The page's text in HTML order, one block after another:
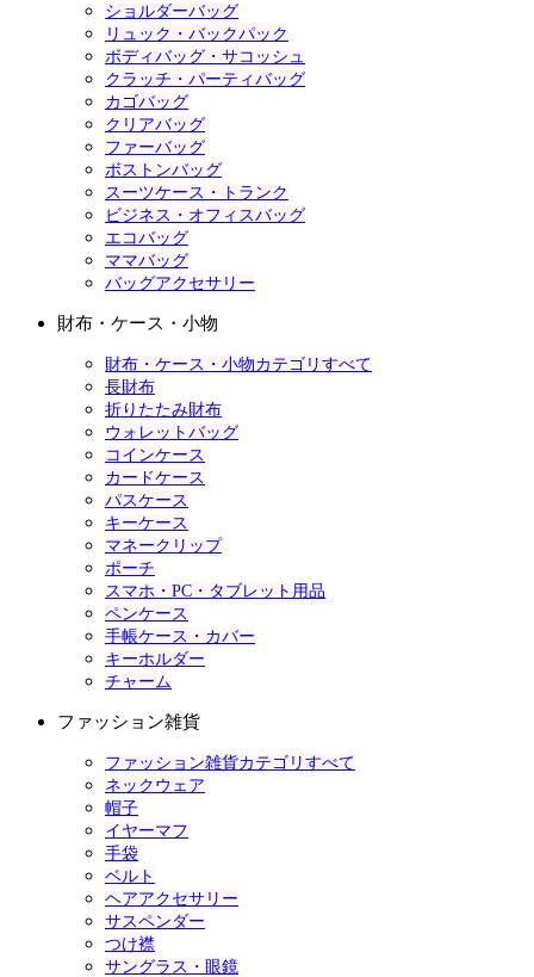
ショルダーバッグ
リュック・バックパック
ボディバッグ・サコッシュ
クラッチ・パーティバッグ
カゴバッグ
クリアバッグ
ファーバッグ
ボストンバッグ
スーツケース・トランク
ビジネス・オフィスバッグ
エコバッグ
ママバッグ
バッグアクセサリー
財布・ケース・小物
財布・ケース・小物カテゴリすべて
長財布
折りたたみ財布
ウォレットバッグ
コインケース
カードケース
パスケース
キーケース
マネークリップ
ポーチ
スマホ・PC・タブレット用品
ペンケース
手帳ケース・カバー
キーホルダー
チャーム
ファッション雑貨
ファッション雑貨カテゴリすべて
ネックウェア
帽子
イヤーマフ
手袋
ベルト
ヘアアクセサリー
サスペンダー
つけ襟
サングラス・眼鏡